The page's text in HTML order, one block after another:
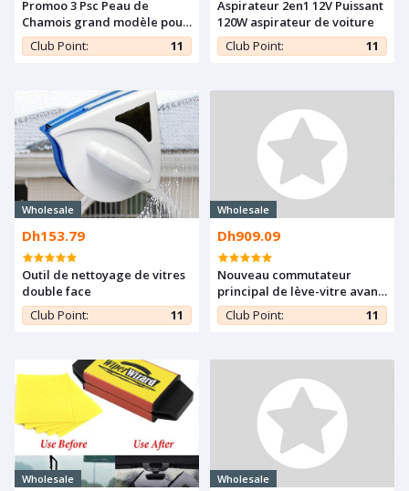
Promoo 3 Psc Peau de
Chamois grand modèle pour
nettoyage
Club Point: 11
Aspirateur 2en1 12V Puissant
120W aspirateur de voiture
Club Point:
11
Wholesale
Dh153.79
Outil de nettoyage de vitres
double face
Club Point:
11
Wholesale
Dh909.09
Nouveau commutateur
principal de lève-vitre avant
gauche pour
Club Point: 11
Wholesale Wholesale